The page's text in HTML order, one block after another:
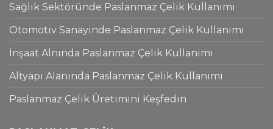
Sağlık Sektöründe Paslanmaz Çelik Kullanımı
Otomotiv Sanayinde Paslanmaz Çelik Kullanımı
İnşaat Alnında Paslanmaz Çelik Kullanımı
Altyapı Alanında Paslanmaz Çelik Kullanımı
Paslanmaz Çelik Üretimini Keşfedin